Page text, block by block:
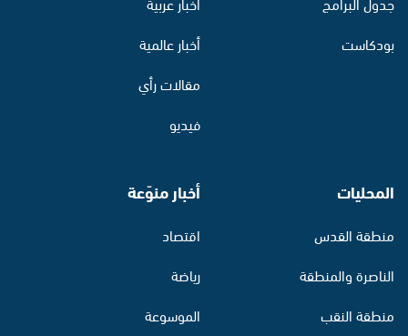
بودكاست
أخبار عالمية
مقالات رأي
فيديو
المحليات
منطقة القدس
الناصرة والمنطقة
منطقة النقب
أخبار منوّعة
اقتصاد
رياضة
الموسوعة